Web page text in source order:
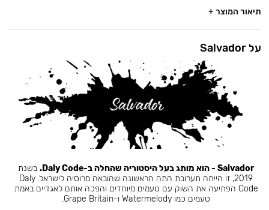
תיאור המוצר +
על Salvador
Salvador - הוא מותג בעל היסטוריה שהחלה ב-Daly Code.
בשנת
2019, זו הייתה תערובת התה הראשונה שהובאה מרוסיה לישראל. Daly
Code הפתיעה את השוק עם טעמים מיוחדים והפכה אותם לאגדיים באמת.
טעמים כמו Watermelody ו-Grape Britain.